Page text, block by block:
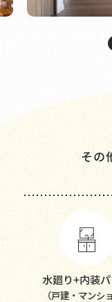
その
水廻り+内装
（戸建・マンシ